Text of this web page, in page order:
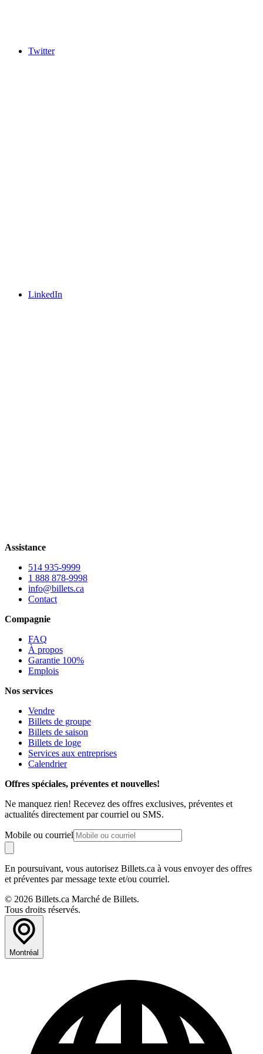
Twitter
LinkedIn
Assistance
514 935-9999
1 888 878-9998
info@billets.ca
Contact
Compagnie
FAQ
À propos
Garantie 100%
Emplois
Nos services
Vendre
Billets de groupe
Billets de saison
Billets de loge
Services aux entreprises
Calendrier
Offres spéciales, préventes et nouvelles!
Ne manquez rien! Recevez des offres exclusives, préventes et
actualités directement par courriel ou SMS.
Mobile ou courriel
En poursuivant, vous autorisez Billets.ca à vous envoyer des offres
et préventes par message texte et/ou courriel.
© 2026 Billets.ca Marché de Billets.
Tous droits réservés.
Montréal